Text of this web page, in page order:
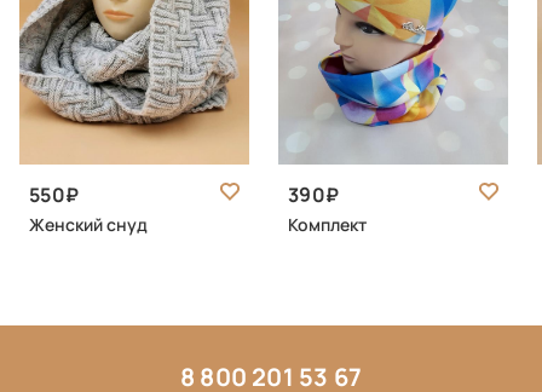
550
Женский снуд
390
Комплект
8 800 201 53 67